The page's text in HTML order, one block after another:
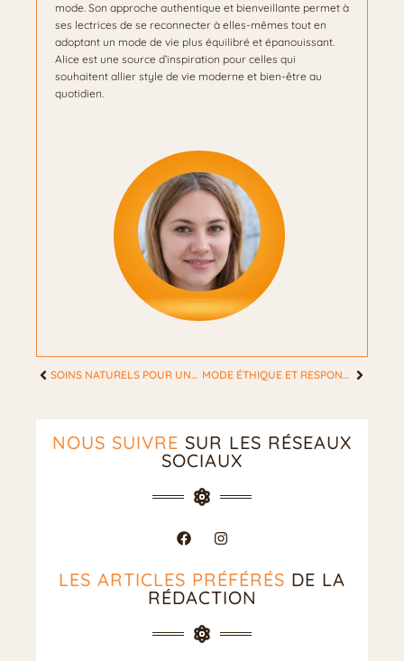
mode. Son approche authentique et bienveillante permet à
ses lectrices de se reconnecter à elles-mêmes tout en
adoptant un mode de vie plus équilibré et épanouissant.
Alice est une source d’inspiration pour celles qui
souhaitent allier style de vie moderne et bien-être au
quotidien.
SOINS NATURELS POUR UNE RÉCUPÉRATION DOUCE APRÈS L’ACCOUCHEMENT MODE ÉTHIQUE ET RESPONSABLE: TRANSFORMER LA GARDE-ROBE FÉMININE
NOUS SUIVRE SUR LES RÉSEAUX
SOCIAUX
LES ARTICLES PRÉFÉRÉS DE LA
RÉDACTION